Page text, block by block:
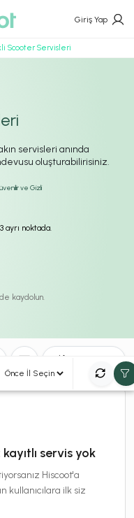
Giriş Yap
Scooter Servisleri
servisleri anında
oluşturabilirisiniz.
ve Gizli
ayrı noktada.
kaydolun.
servis yok
Hiscoot'a
ilk siz